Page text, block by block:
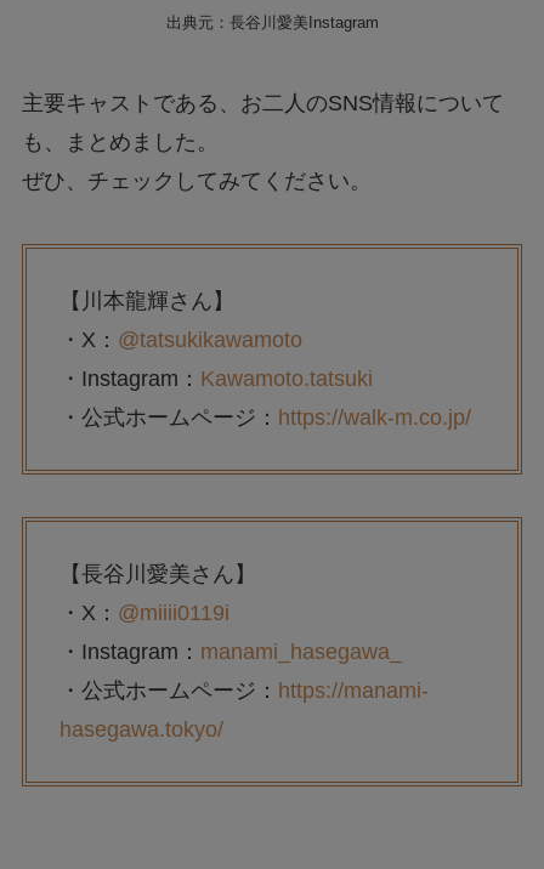
出典元：長谷川愛美Instagram
主要キャストである、お二人のSNS情報について
も、まとめました。
ぜひ、チェックしてみてください。
【川本龍輝さん】
・X： @tatsukikawamoto
・Instagram： Kawamoto.tatsuki
・公式ホームページ： https://walk-m.co.jp/
【長谷川愛美さん】
・X： @miiii0119i
・Instagram： manami_hasegawa_
・公式ホームページ： https://manami-
hasegawa.tokyo/